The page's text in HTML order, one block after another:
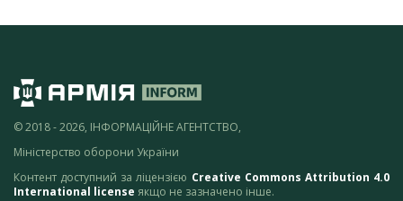
© 2018 - 2026, ІНФОРМАЦІЙНЕ АГЕНТСТВО,
Міністерство оборони України
Контент доступний за ліцензією Creative Commons Attribution 4.0
International license якщо не зазначено інше.